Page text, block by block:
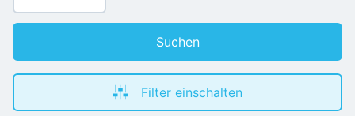
Suchen
Filter einschalten